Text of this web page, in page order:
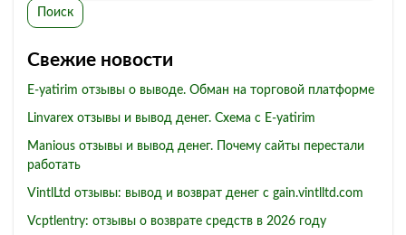
Поиск
Свежие новости
E-yatirim отзывы о выводе. Обман на торговой платформе
Linvarex отзывы и вывод денег. Схема с E-yatirim
Manious отзывы и вывод денег. Почему сайты перестали
работать
VintlLtd отзывы: вывод и возврат денег с gain.vintlltd.com
Vcptlentry: отзывы о возврате средств в 2026 году